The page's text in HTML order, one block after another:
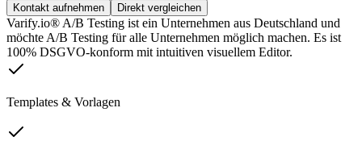
Kontakt aufnehmen Direkt vergleichen
Varify.io® A/B Testing ist ein Unternehmen aus Deutschland und
möchte A/B Testing für alle Unternehmen möglich machen. Es ist
100% DSGVO-konform mit intuitiven visuellem Editor.
Templates & Vorlagen